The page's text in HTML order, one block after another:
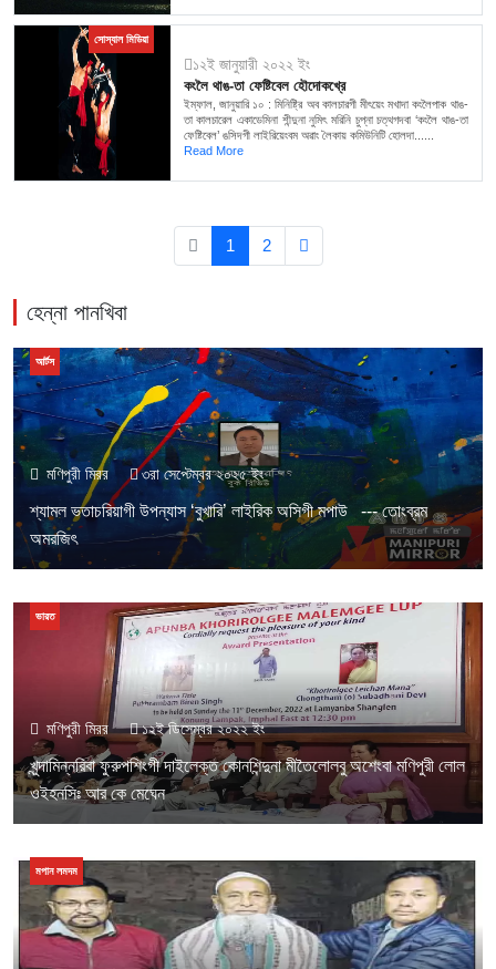
সোস্যাল মিডিয়া
১২ই জানুয়ারী ২০২২ ইং
কংলৈ থাঙ-তা ফেষ্টিবেল হৌদোকখ্রে
ইম্ফাল, জানুয়ারি ১০ : মিনিষ্ট্রি অব কালচারগী মীৎয়েং মখাদা কংলৈপাক থাঙ-
তা কালচারেল একাডেমিনা শীন্দুনা নুমিৎ মরিনি চুপ্না চত্থগদবা ‘কংলৈ থাঙ-তা
ফেষ্টিবেল’ ঙসিদগী লাইরিয়েংবম অৱাং লৈকায় কমিউনিটি হোলদা......
Read More
1 2
হেন্না পানখিবা
মণিপুরী মিরর ৩রা সেপ্টেম্বর ২০২৫ ইং
শ্যামল ভতাচরিয়াগী উপন্যাস ‘বুখারি’ লাইরিক অসিগী মপাউ --- তোংব্রম
অমরজিৎ
আর্টস
মণিপুরী মিরর ১২ই ডিসেম্বর ২০২২ ইং
খুন্দামিন্নরিবা ফুরুপশিংগী দাইলেক্ত কোনশিন্দুনা মীতৈলোলবু অশেংবা মণিপুরী লোল
ওইহনসিঃ আর কে মেঘেন
ভারত
মপান লমদম